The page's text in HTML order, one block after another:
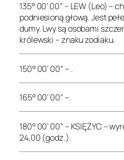
135° 00’ 00” – LEW (Leo) –
podniesioną głową. Jest
dumy. Lwy są osobami
królewski – znaku zodiaku.
150° 00’ 00” – .
165° 00’ 00” –.
180° 00’ 00” – KSIĘŻYC –
24,00 (godz.).